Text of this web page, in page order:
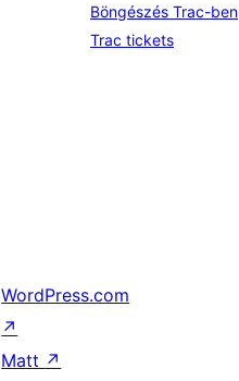
Böngészés Trac-ben
Trac tickets
WordPress.com
↗
Matt ↗